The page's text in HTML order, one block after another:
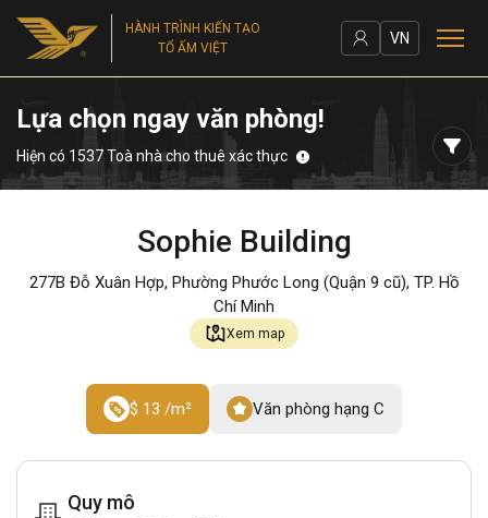
HÀNH TRÌNH KIẾN TẠO
TỔ ẤM VIỆT
VN
Lựa chọn ngay văn phòng!
Hiện có 1537 Toà nhà cho thuê xác thực
Sophie Building
277B Đỗ Xuân Hợp, Phường Phước Long (Quận 9 cũ), TP. Hồ
Chí Minh
Xem map
$ 13 /m² Văn phòng hạng C
Quy mô